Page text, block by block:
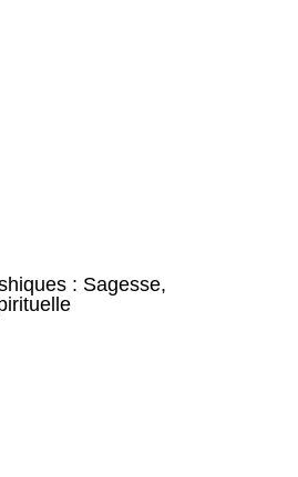
: Sagesse,